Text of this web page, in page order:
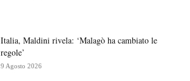
Italia, Maldini rivela: ‘Malagò ha cambiato le
regole’
9 Agosto 2026